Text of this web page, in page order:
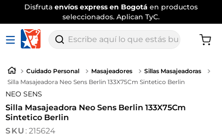
Disfruta envíos express en Bogotá en productos
seleccionados. Aplican TyC.
Escribe aquí lo que estás buscando
Cuidado Personal Masajeadores
Sillas Masajeadoras
Silla Masajeadora Neo Sens Berlin 133X75Cm Sintetico Berlin
NEO SENS
Silla Masajeadora Neo Sens Berlin 133X75Cm
Sintetico Berlin
:215624